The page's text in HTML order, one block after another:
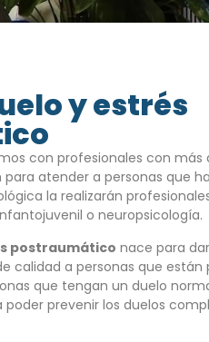
y estrés
con profesionales con más
atender a personas que
la realizarán
o neuropsicología.
postraumático nace para
calidad a personas que están
que tengan un duelo
prevenir los duelos